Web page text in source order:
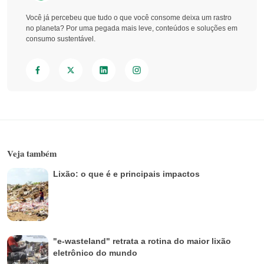
Você já percebeu que tudo o que você consome deixa um rastro
no planeta? Por uma pegada mais leve, conteúdos e soluções em
consumo sustentável.
Veja também
Lixão: o que é e principais impactos
"e-wasteland" retrata a rotina do maior lixão
eletrônico do mundo